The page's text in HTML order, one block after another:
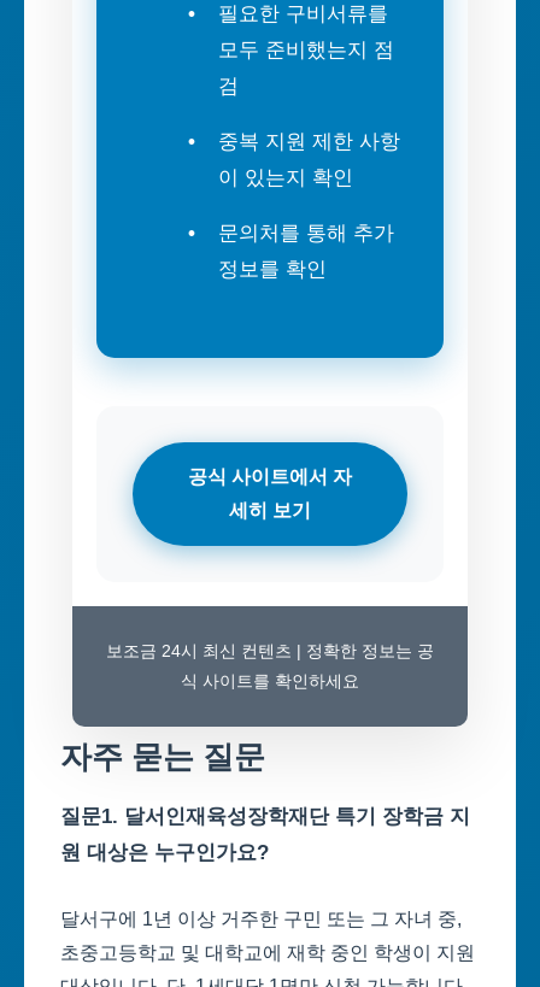
필요한 구비서류를
모두 준비했는지 점
검
중복 지원 제한 사항
이 있는지 확인
문의처를 통해 추가
정보를 확인
공식 사이트에서 자
세히 보기
보조금 24시 최신 컨텐츠 | 정확한 정보는 공
식 사이트를 확인하세요
자주 묻는 질문
질문1. 달서인재육성장학재단 특기 장학금 지
원 대상은 누구인가요?
달서구에 1년 이상 거주한 구민 또는 그 자녀 중,
초중고등학교 및 대학교에 재학 중인 학생이 지원